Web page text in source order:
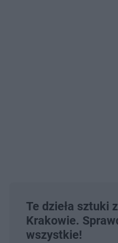
Te dzieła sztuki
Krakowie.
wszystkie!